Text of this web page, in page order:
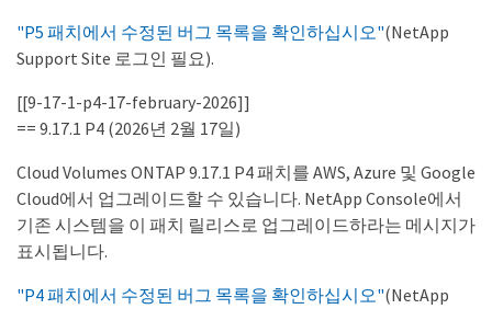
"P5 패치에서 수정된 버그 목록을 확인하십시오"(NetApp
Support Site 로그인 필요).
[[9-17-1-p4-17-february-2026]]
== 9.17.1 P4 (2026년 2월 17일)
Cloud Volumes ONTAP 9.17.1 P4 패치를 AWS, Azure 및 Google
Cloud에서 업그레이드할 수 있습니다. NetApp Console에서
기존 시스템을 이 패치 릴리스로 업그레이드하라는 메시지가
표시됩니다.
"P4 패치에서 수정된 버그 목록을 확인하십시오"(NetApp